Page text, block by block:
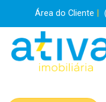
Área do Cliente